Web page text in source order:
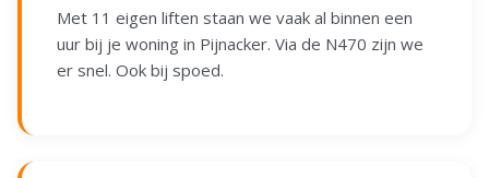
Met 11 eigen liften staan we vaak al binnen een
uur bij je woning in Pijnacker. Via de N470 zijn we
er snel. Ook bij spoed.